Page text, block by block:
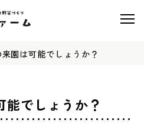
園は可能でしょうか？
能でしょうか？